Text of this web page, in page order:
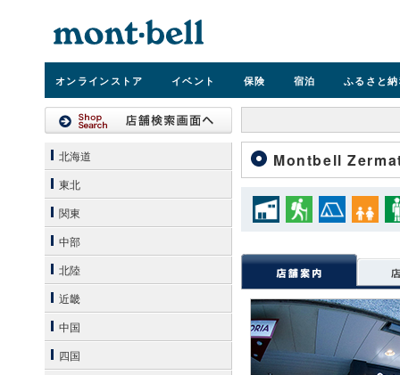
オンラインストア イベント 保険 宿泊 ふるさと
Montbell
北海道
東北
関東
中部
北陸
近畿
中国
四国